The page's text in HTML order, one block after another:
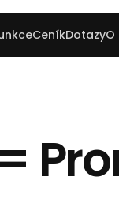
CeníkDotazyO